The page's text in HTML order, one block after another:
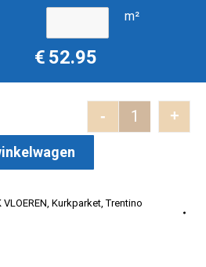
m²
€ 52.95
Trentino
- +
VLOEREN Kurkparket ,Trentino